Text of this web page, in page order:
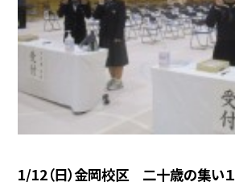
1/12（日）金岡校区 二十歳の集い１